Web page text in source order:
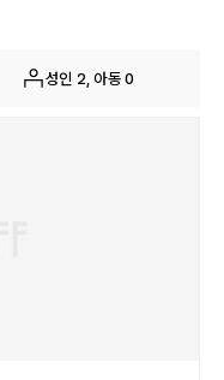
성인 2, 아동 0